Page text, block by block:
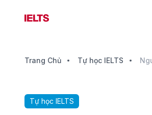
Trang Chủ Tự học IELTS
Tự học IELTS